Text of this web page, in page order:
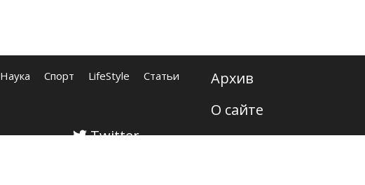
Наука Спорт LifeStyle Статьи
Twitter
Архив
О сайте
Контакты